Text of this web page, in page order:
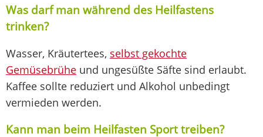
Was darf man während des Heilfastens
trinken?
Wasser, Kräutertees, selbst gekochte
Gemüsebrühe und ungesüßte Säfte sind erlaubt.
Kaffee sollte reduziert und Alkohol unbedingt
vermieden werden.
Kann man beim Heilfasten Sport treiben?